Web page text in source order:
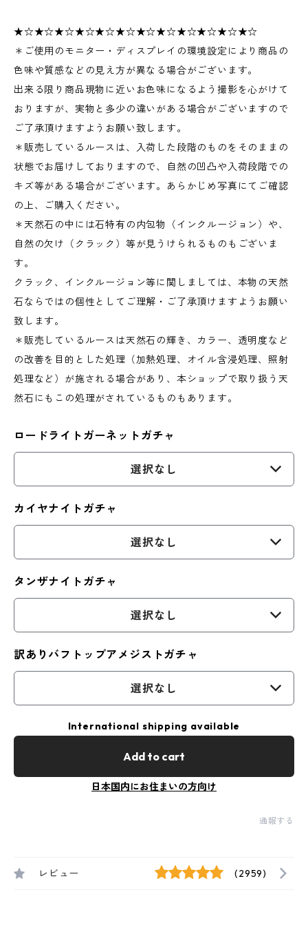
★☆★☆★☆★☆★☆★☆★☆★☆★☆★☆★☆★☆
＊ご使用のモニター・ディスプレイの環境設定により商品の
色味や質感などの見え方が異なる場合がございます。
出来る限り商品現物に近いお色味になるよう撮影を心がけて
おりますが、実物と多少の違いがある場合がございますので
ご了承頂けますようお願い致します。
＊販売しているルースは、入荷した段階のものをそのままの
状態でお届けしておりますので、自然の凹凸や入荷段階での
キズ等がある場合がございます。あらかじめ写真にてご確認
の上、ご購入ください。
＊天然石の中には石特有の内包物（インクルージョン）や、
自然の欠け（クラック）等が見うけられるものもございま
す。
クラック、インクルージョン等に関しましては、本物の天然
石ならではの個性としてご理解・ご了承頂けますようお願い
致します。
＊販売しているルースは天然石の輝き、カラー、透明度など
の改善を目的とした処理（加熱処理、オイル含浸処理、照射
処理など）が施される場合があり、本ショップで取り扱う天
然石にもこの処理がされているものもあります。
ロードライトガーネットガチャ
選択なし
カイヤナイトガチャ
選択なし
タンザナイトガチャ
選択なし
訳ありバフトップアメジストガチャ
選択なし
International shipping available
Add to cart
日本国内にお住まいの方向け
通報する
レビュー (2959)